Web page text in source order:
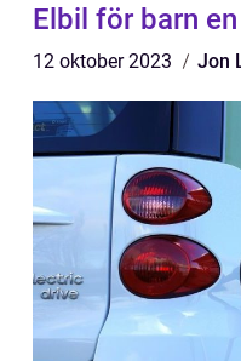
Elbil för barn
12 oktober 2023 Jon